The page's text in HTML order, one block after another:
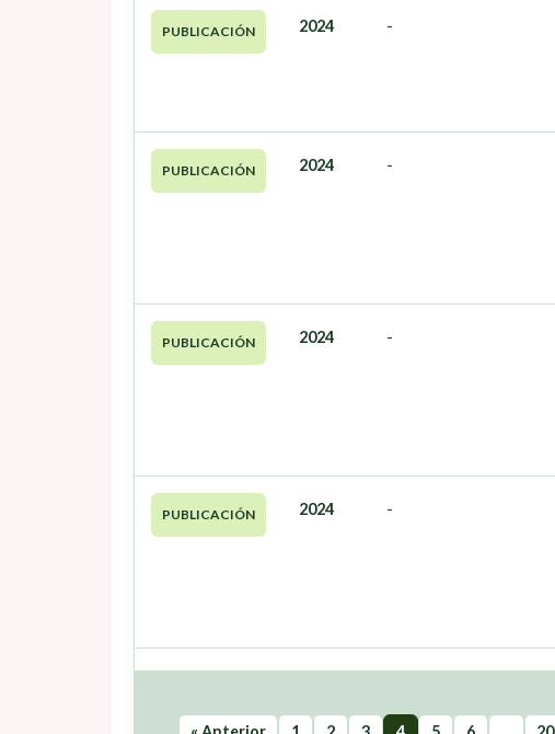
PUBLICACIÓN 2024 -
PUBLICACIÓN 2024 -
PUBLICACIÓN 2024 -
PUBLICACIÓN 2024 -